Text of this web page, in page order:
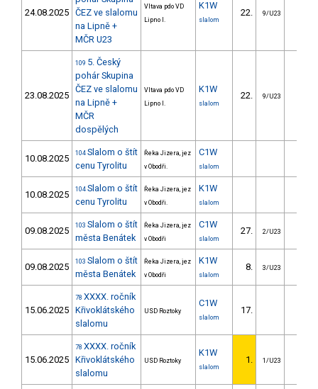
24.08.2025 ČEZ ve slalomu
na Lipně +
MČR U23
Vltava pdo VD
Lipno I.
K1W
slalom
22. 9/U23
23.08.2025
109 5. Český
pohár Skupina
ČEZ ve slalomu
na Lipně +
MČR
dospělých
Vltava pdo VD
Lipno I.
K1W
slalom
22. 9/U23
10.08.2025 104 Slalom o štít
cenu Tyrolitu
Řeka Jizera, jez
v Obodři.
C1W
slalom
10.08.2025 104 Slalom o štít
cenu Tyrolitu
Řeka Jizera, jez
v Obodři.
K1W
slalom
09.08.2025 103 Slalom o štít
města Benátek
Řeka Jizera, jez
v Obodři
C1W
slalom
27. 2/U23
09.08.2025 103 Slalom o štít
města Benátek
Řeka Jizera, jez
v Obodři
K1W
slalom
8. 3/U23
15.06.2025
78 XXXX. ročník
Křivoklátského
slalomu
USD Roztoky
C1W
slalom
17.
15.06.2025
78 XXXX. ročník
Křivoklátského
slalomu
USD Roztoky
K1W
slalom
1. 1/U23